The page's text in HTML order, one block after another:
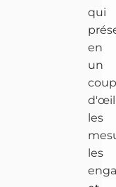
qui
en
un
coup
d'œil
les
les